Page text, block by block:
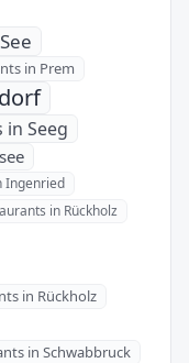
in Prem
in Seeg
Ingenried
in Rückholz
in Rückholz
in Schwabbruck